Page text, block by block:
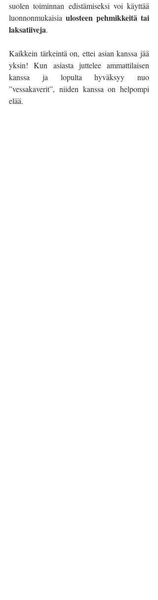
suolen toiminnan edistämiseksi voi käyttää
luonnonmukaisia ulosteen pehmikkeitä tai
laksatiiveja.
Kaikkein tärkeintä on, ettei asian kanssa jää
yksin! Kun asiasta juttelee ammattilaisen
kanssa ja lopulta hyväksyy nuo
”vessakaverit”, niiden kanssa on helpompi
elää.